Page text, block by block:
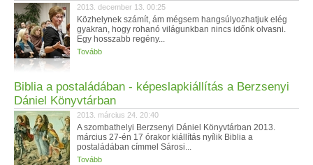
2013. december 13. 00:25
Közhelynek számít, ám mégsem hangsúlyozhatjuk elég
gyakran, hogy rohanó világunkban nincs időnk olvasni.
Egy hosszabb regény...
Tovább
Biblia a postaládában - képeslapkiállítás a Berzsenyi
Dániel Könyvtárban
2013. március 24. 20:40
A szombathelyi Berzsenyi Dániel Könyvtárban 2013.
március 27-én 17 órakor kiállítás nyílik Biblia a
postaládában címmel Sárosi...
Tovább